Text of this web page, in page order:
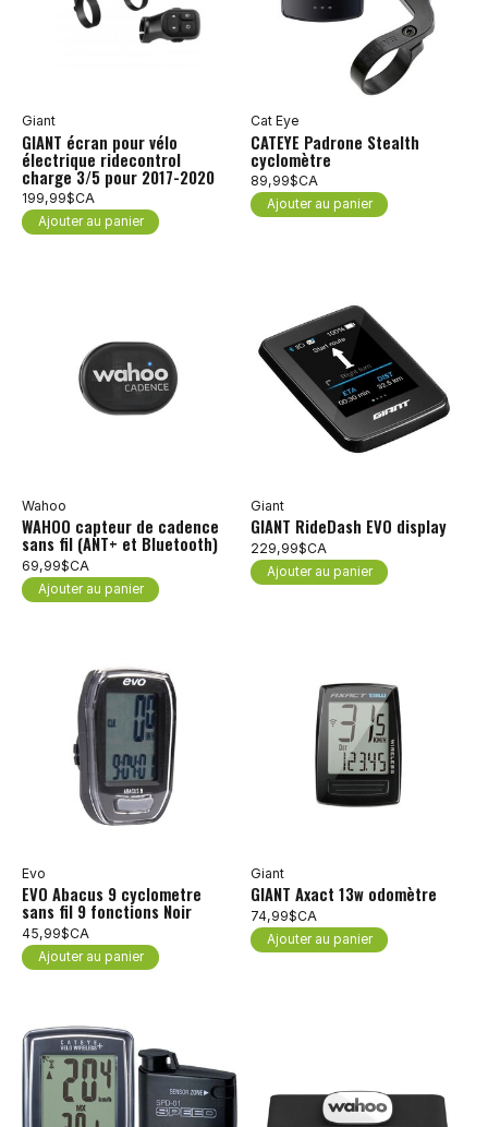
Giant
GIANT écran pour vélo
électrique ridecontrol
charge 3/5 pour 2017-2020
199,99$CA
Ajouter au panier
Cat Eye
CATEYE Padrone Stealth
cyclomètre
89,99$CA
Ajouter au panier
Wahoo
WAHOO capteur de cadence
sans fil (ANT+ et Bluetooth)
69,99$CA
Ajouter au panier
Giant
GIANT RideDash EVO display
229,99$CA
Ajouter au panier
Evo
EVO Abacus 9 cyclometre
sans fil 9 fonctions Noir
45,99$CA
Ajouter au panier
Giant
GIANT Axact 13w odomètre
74,99$CA
Ajouter au panier